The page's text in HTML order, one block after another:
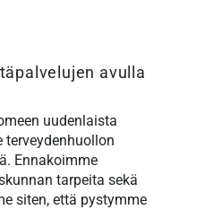
avulla
uudenlaista
terveydenhuollon
Ennakoimme
tarpeita sekä
siten, että pystymme